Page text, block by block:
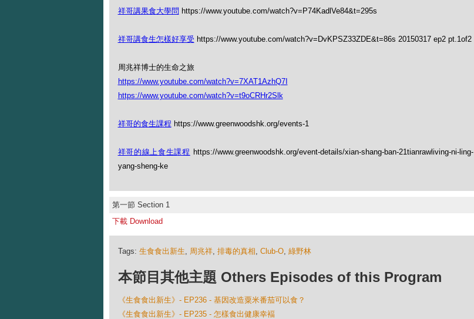
祥哥講果食大學問 https://www.youtube.com/watch?v=P74KadlVe84&t=295s
祥哥講食生怎樣好享受 https://www.youtube.com/watch?v=DvKPSZ33ZDE&t=86s 20150317 ep2 pt.1of2
周兆祥博士的生命之旅
https://www.youtube.com/watch?v=7XAT1AzhQ7I
https://www.youtube.com/watch?v=t9oCRHr2Slk
祥哥的食生課程 https://www.greenwoodshk.org/events-1
祥哥的線上食生課程 https://www.greenwoodshk.org/event-details/xian-shang-ban-21tianrawliving-ni-ling-
yang-sheng-ke
第一節 Section 1
下載 Download
Tags: 生食食出新生, 周兆祥, 排毒的真相, Club-O, 綠野林
本節目其他主題 Others Episodes of this Program
《生食食出新生》- EP236 - 基因改造粟米番茄可以食？
《生食食出新生》- EP235 - 怎樣食出健康幸褔